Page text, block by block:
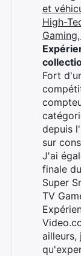
et
High-
Fort
depuis
sur
J'ai
finale
Super
TV
ailleurs,